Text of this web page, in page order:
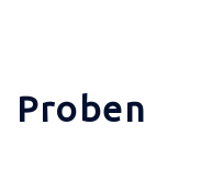
Proben